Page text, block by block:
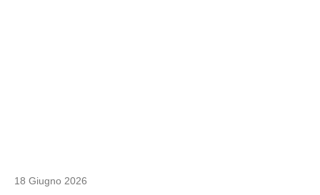
18 Giugno 2026